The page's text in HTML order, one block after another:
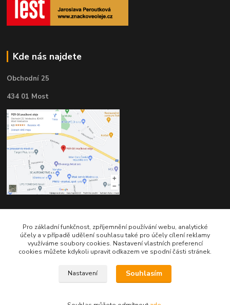
Kde nás najdete
Obchodní 25
434 01 Most
Kontakty
Pro základní funkčnost, zpříjemnění používání webu, analytické
účely a v případě udělení souhlasu také pro účely cílení reklamy
využíváme soubory cookies. Nastavení vlastních preferencí
cookies můžete kdykoli upravit odkazem ve spodní části stránek.
Nastavení Souhlasím